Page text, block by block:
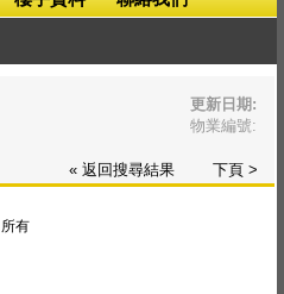
更新日期:
物業編號:
« 返回搜尋結果 下頁 >
所有